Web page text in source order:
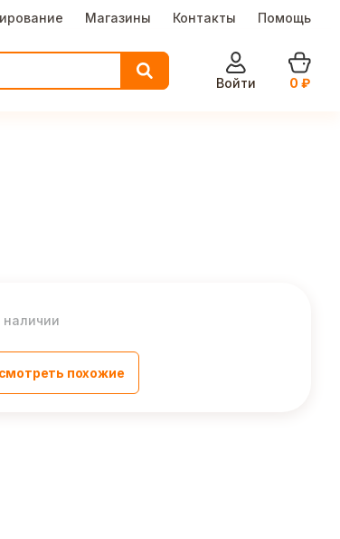
Магазины Контакты Помощь
Войти
0 ₽
наличии
похожие